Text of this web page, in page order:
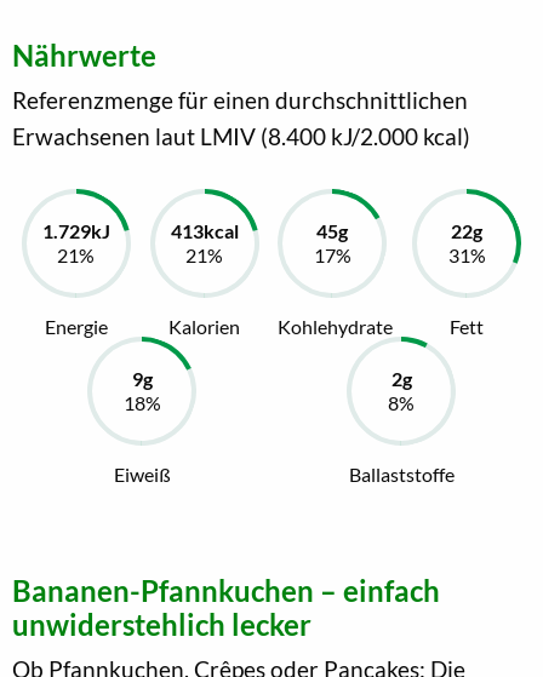
Nährwerte
Referenzmenge für einen durchschnittlichen
Erwachsenen laut LMIV (8.400 kJ/2.000 kcal)
Energie Kalorien Kohlehydrate Fett
Eiweiß Ballaststoffe
Bananen-Pfannkuchen – einfach
unwiderstehlich lecker
Ob Pfannkuchen, Crêpes oder Pancakes: Die